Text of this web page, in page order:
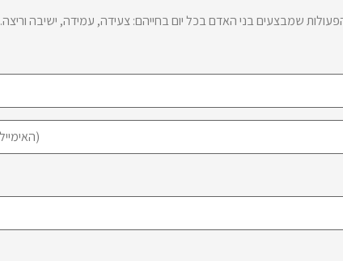
שמבצעים בני האדם בכל יום בחייהם: צעידה, עמידה, ישיבה וריצה.